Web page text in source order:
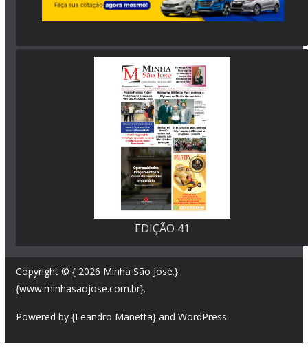
EDIÇÃO 41
Copyright © { 2026 Minha São José.}
{www.minhasaojose.com.br}.
Powered by {Leandro Manetta} and WordPress.